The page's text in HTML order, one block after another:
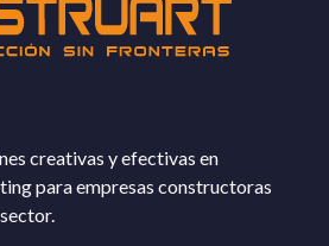
creativas y efectivas en
para empresas constructoras